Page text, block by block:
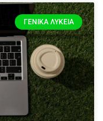
ΓΕΝΙΚΆ ΛΎΚΕΙΑ